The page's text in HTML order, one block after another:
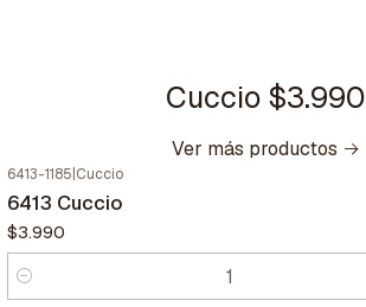
Cuccio $3.990
Ver más productos
6413-1185 Cuccio
6413 Cuccio
$3.990
Cantidad